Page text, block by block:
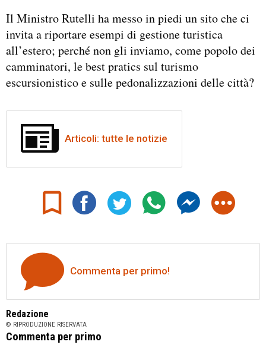
Il Ministro Rutelli ha messo in piedi un sito che ci
invita a riportare esempi di gestione turistica
all’estero; perché non gli inviamo, come popolo dei
camminatori, le best pratics sul turismo
escursionistico e sulle pedonalizzazioni delle città?
Articoli: tutte le notizie
Commenta per primo!
Redazione
© RIPRODUZIONE RISERVATA
Commenta per primo